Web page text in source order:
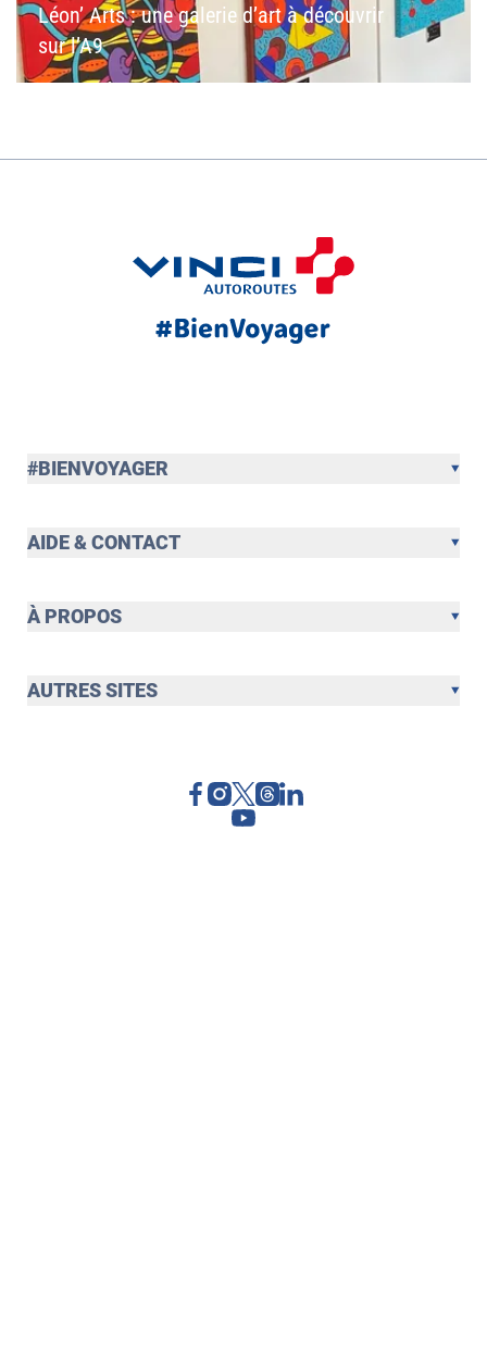
Léon’ Arts : une galerie d’art à découvrir
sur l’A9
#BIENVOYAGER
AIDE & CONTACT
À PROPOS
AUTRES SITES